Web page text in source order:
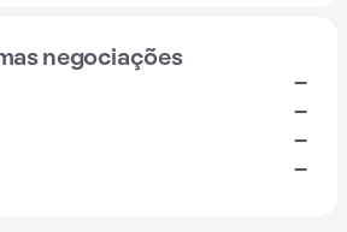
negociações
-
-
-
-